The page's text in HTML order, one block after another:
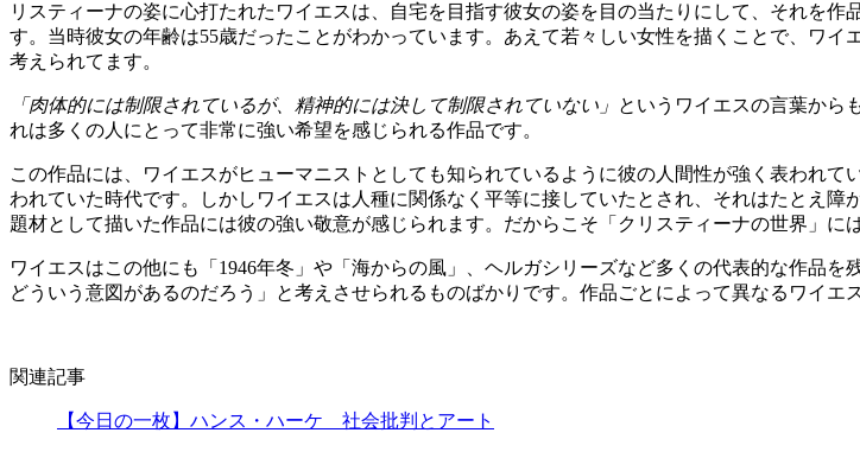
リスティーナの姿に心打たれたワイエスは、自宅を目指す彼女の姿を目の当たりにして、それを
す。当時彼女の年齢は55歳だったことがわかっています。あえて若々しい女性を描くことで、ワ
考えられてます。
「肉体的には制限されているが、精神的には決して制限されていない」 というワイエスの言葉から
れは多くの人にとって非常に強い希望を感じられる作品です。
この作品には、ワイエスがヒューマニストとしても知られているように彼の人間性が強く表われ
われていた時代です。しかしワイエスは人種に関係なく平等に接していたとされ、それはたとえ
題材として描いた作品には彼の強い敬意が感じられます。だからこそ「クリスティーナの世界」に
ワイエスはこの他にも「 1946年冬」や「海からの風」、ヘルガシリーズなど多くの代表的な作品
どういう意図があるのだろう」と考えさせられるものばかりです。作品ごとによって異なるワイエ
関連記事
【今日の一枚】ハンス・ハーケ 社会批判とアート